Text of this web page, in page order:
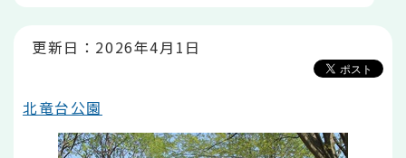
更新日：2026年4月1日
北竜台公園